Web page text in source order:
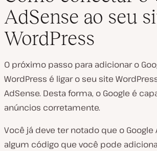
AdSense ao seu
WordPress
O próximo passo para adicionar o
WordPress é ligar o seu site
AdSense. Desta forma, o Google é
anúncios corretamente.
Você já deve ter notado que o Google
algum código que você pode